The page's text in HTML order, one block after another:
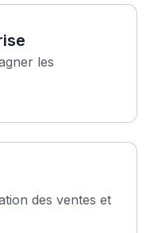
les
des ventes et